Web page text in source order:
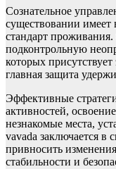
Сознательное
существовании имеет
стандарт
подконтрольную
которых
главная защита
Эффективные
активностей,
незнакомые места,
vavada заключается в
привносить
стабильности и